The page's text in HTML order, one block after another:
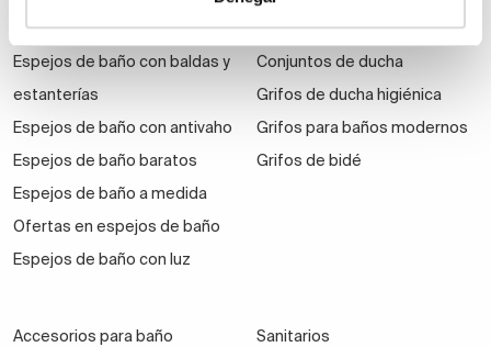
Armarios con espejos
Espejos de baño con baldas y
estanterías
Espejos de baño con antivaho
Espejos de baño baratos
Espejos de baño a medida
Ofertas en espejos de baño
Espejos de baño con luz
Grifos de ducha y bañera
Conjuntos de ducha
Grifos de ducha higiénica
Grifos para baños modernos
Grifos de bidé
Accesorios para baño
Sanitarios